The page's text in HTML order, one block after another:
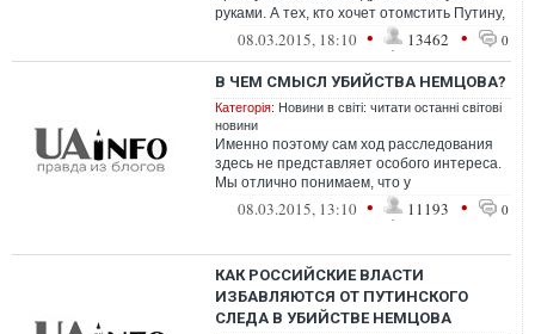
руками. А тех, кто хочет отомстить Путину,
- на Украине хоть кастинг проводи! Конеч...
08.03.2015, 18:10 • 13462 • 0
В ЧЕМ СМЫСЛ УБИЙСТВА НЕМЦОВА?
Категорія: Новини в світі: читати останні світові
новини
Именно поэтому сам ход расследования
здесь не представляет особого интереса.
Мы отлично понимаем, что у
предполагаемых убийц могут изъять всё,
08.03.2015, 13:10 • 11193 • 0
КАК РОССИЙСКИЕ ВЛАСТИ
ИЗБАВЛЯЮТСЯ ОТ ПУТИНСКОГО
СЛЕДА В УБИЙСТВЕ НЕМЦОВА